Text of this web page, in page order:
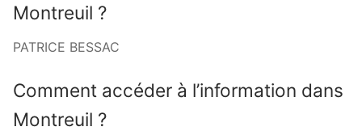
Montreuil ?
PATRICE BESSAC
Comment accéder à l’information dans
Montreuil ?